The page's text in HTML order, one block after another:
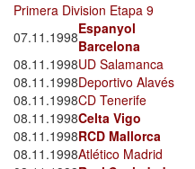
Primera Division Etapa 9
07.11.1998Espanyol
Barcelona
08.11.1998UD Salamanca
08.11.1998Deportivo Alavés
08.11.1998CD Tenerife
08.11.1998Celta Vigo
08.11.1998RCD Mallorca
08.11.1998Atlético Madrid